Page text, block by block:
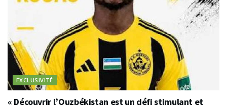
EXCLUSIVITÉ
« Découvrir l’Ouzbékistan est un défi stimulant et